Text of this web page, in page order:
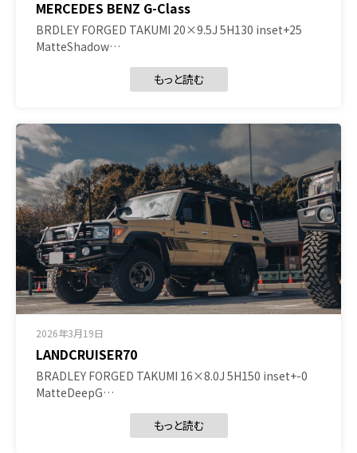
MERCEDES BENZ G-Class
BRDLEY FORGED TAKUMI 20×9.5J 5H130 inset+25
MatteShadow…
もっと読む
2026年3月19日
LANDCRUISER70
BRADLEY FORGED TAKUMI 16×8.0J 5H150 inset+-0
MatteDeepG…
もっと読む